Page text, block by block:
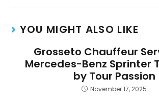
YOU MIGHT ALSO LIKE
Grosseto Chauffeur
Mercedes-Benz Sprinter
by Tour Passion
November 17, 2025